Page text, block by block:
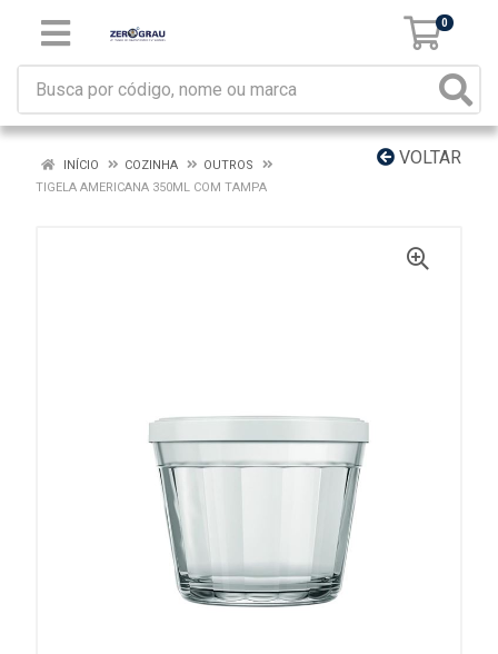
0
VOLTAR
INÍCIO COZINHA
OUTROS
TIGELA AMERICANA 350ML COM TAMPA